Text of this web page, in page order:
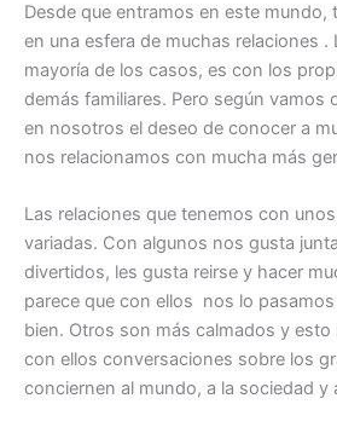
Desde que entramos en este
en una esfera de muchas relaciones .
mayoría de los casos, es con los
demás familiares. Pero según vamos
en nosotros el deseo de conocer a
nos relacionamos con mucha más
Las relaciones que tenemos con
variadas. Con algunos nos gusta
divertidos, les gusta reirse y hacer
parece que con ellos nos lo
bien. Otros son más calmados y
con ellos conversaciones sobre los
conciernen al mundo, a la sociedad y